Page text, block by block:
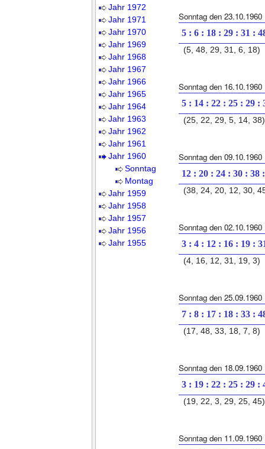
Jahr 1972
Jahr 1971
Jahr 1970
Jahr 1969
Jahr 1968
Jahr 1967
Jahr 1966
Jahr 1965
Jahr 1964
Jahr 1963
Jahr 1962
Jahr 1961
Jahr 1960
Sonntag
Montag
Jahr 1959
Jahr 1958
Jahr 1957
Jahr 1956
Jahr 1955
Sonntag den 23.10.1960
5 : 6 : 18 : 29 : 31 :
(5, 48, 29, 31, 6, 18)
Sonntag den 16.10.1960
5 : 14 : 22 : 25 : 29 :
(25, 22, 29, 5, 14, 38)
Sonntag den 09.10.1960
12 : 20 : 24 : 30 : 38
(38, 24, 20, 12, 30,
Sonntag den 02.10.1960
3 : 4 : 12 : 16 : 19 :
(4, 16, 12, 31, 19, 3)
Sonntag den 25.09.1960
7 : 8 : 17 : 18 : 33 :
(17, 48, 33, 18, 7, 8)
Sonntag den 18.09.1960
3 : 19 : 22 : 25 : 29 :
(19, 22, 3, 29, 25, 45)
Sonntag den 11.09.1960